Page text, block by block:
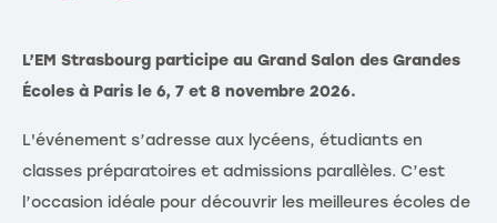
L’EM Strasbourg participe au Grand Salon des Grandes
Écoles à Paris le 6, 7 et 8 novembre 2026.
L'événement s’adresse aux lycéens, étudiants en
classes préparatoires et admissions parallèles. C’est
l’occasion idéale pour découvrir les meilleures écoles de